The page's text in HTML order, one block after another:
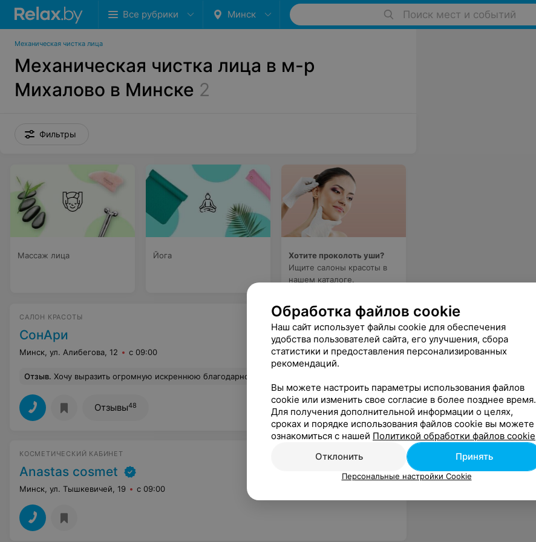
Все рубрики Минск Поиск мест и событий
Механическая чистка лица
Механическая чистка лица в м-р
Михалово в Минске 2
Фильтры
Массаж лица Йога
Хотите проколоть уши?
Ищите салоны красоты в
нашем каталоге.
САЛОН КРАСОТЫ
СонАри
Минск, ул. Алибегова, 12 с 09:00
Отзыв. Хочу выразить огромную искреннюю благодарность косметологу Наталье! Она настоящая волшебница и мастер своего дела! Я в восторге от комплексного массажа и ухода за кожей лица. У меня проблемная кожа и добиться результата достаточно сложно и долго, но после чистки, масок и массажа я выгляжу свежее, кожа чистая и на ощупь упругая и нежная. Наталья очень ответственная и внимательная, перфекционистка своего дела! Ей не страшно доверить мое лицо. Я безумно рада, что наконец нашла своего косметолога. Такого подхода к своему делу я ещё не встречала! После двух визитов к ней, мы добились шикарных результатов. И человек она замечательный! Хочется к ней возвращаться снова и снова!Всем рекомендую! И в целом салон СонАри мне очень нравится. Внимательные администраторы и приятная атмосфера. Также хочу отметить мастера по маникюру Алёну. Всегда с отличным настроением и красивенным маникюром и педикюром ухожу от неё. Спасибо девочки! Так держать!
Отзывы48
КОСМЕТИЧЕСКИЙ КАБИНЕТ
Anastas cosmet
Минск, ул. Тышкевичей, 19 с 09:00
Обработка файлов cookie
Наш сайт использует файлы cookie для обеспечения
удобства пользователей сайта, его улучшения, сбора
статистики и предоставления персонализированных
рекомендаций.
Вы можете настроить параметры использования файлов
cookie или изменить свое согласие в более позднее время.
Для получения дополнительной информации о целях,
сроках и порядке использования файлов cookie вы можете
ознакомиться с нашей Политикой обработки файлов cookie
Отклонить
Принять
Персональные настройки Cookie